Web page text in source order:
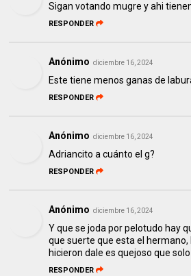
Sigan votando mugre y ahi
RESPONDER
Anónimo diciembre 16, 2024
Este tiene menos ganas de
RESPONDER
Anónimo diciembre 16, 2024
Adriancito a cuánto el g?
RESPONDER
Anónimo diciembre 16, 2024
Y que se joda por pelotudo hay
que suerte que esta el
hicieron dale es quejoso que
RESPONDER